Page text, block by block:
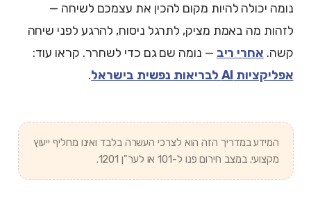
נומה יכולה להיות מקום להכין את עצמכם לשיחה —
לזהות מה באמת מציק, לתרגל ניסוח, להרגע לפני שיחה
קשה. אחרי ריב — נומה שם גם כדי לשחרר. קראו עוד:
אפליקציות AI לבריאות נפשית בישראל
.
המידע במדריך הזה הוא לצרכי העשרה בלבד ואינו מחליף ייעוץ
מקצועי. במצב חירום פנו ל-101 או לער"ן 1201.